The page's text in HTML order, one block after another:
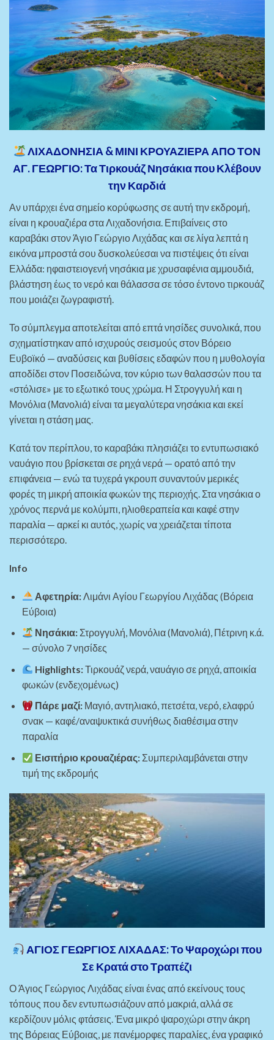
ΛΙΧΑΔΟΝΗΣΙΑ & ΜΙΝΙ ΚΡΟΥΑΖΙΕΡΑ ΑΠΟ ΤΟΝ
ΑΓ. ΓΕΩΡΓΙΟ: Τα Τιρκουάζ Νησάκια που Κλέβουν
την Καρδιά
Αν υπάρχει ένα σημείο κορύφωσης σε αυτή την εκδρομή,
είναι η κρουαζιέρα στα Λιχαδονήσια. Επιβαίνεις στο
καραβάκι στον Άγιο Γεώργιο Λιχάδας και σε λίγα λεπτά η
εικόνα μπροστά σου δυσκολεύεσαι να πιστέψεις ότι είναι
Ελλάδα: ηφαιστειογενή νησάκια με χρυσαφένια αμμουδιά,
βλάστηση έως το νερό και θάλασσα σε τόσο έντονο τιρκουάζ
που μοιάζει ζωγραφιστή.
Το σύμπλεγμα αποτελείται από επτά νησίδες συνολικά, που
σχηματίστηκαν από ισχυρούς σεισμούς στον Βόρειο
Ευβοϊκό — αναδύσεις και βυθίσεις εδαφών που η μυθολογία
αποδίδει στον Ποσειδώνα, τον κύριο των θαλασσών που τα
«στόλισε» με το εξωτικό τους χρώμα. Η Στρογγυλή και η
Μονόλια (Μανολιά) είναι τα μεγαλύτερα νησάκια και εκεί
γίνεται η στάση μας.
Κατά τον περίπλου, το καραβάκι πλησιάζει το εντυπωσιακό
ναυάγιο που βρίσκεται σε ρηχά νερά — ορατό από την
επιφάνεια — ενώ τα τυχερά γκρουπ συναντούν μερικές
φορές τη μικρή αποικία φωκών της περιοχής. Στα νησάκια ο
χρόνος περνά με κολύμπι, ηλιοθεραπεία και καφέ στην
παραλία — αρκεί κι αυτός, χωρίς να χρειάζεται τίποτα
περισσότερο.
Info
Αφετηρία: Λιμάνι Αγίου Γεωργίου Λιχάδας (Βόρεια
Εύβοια)
Νησάκια: Στρογγυλή, Μονόλια (Μανολιά), Πέτρινη κ.ά.
— σύνολο 7 νησίδες
Highlights:Τιρκουάζ νερά, ναυάγιο σε ρηχά, αποικία
φωκών (ενδεχομένως)
Πάρε μαζί: Μαγιό, αντηλιακό, πετσέτα, νερό, ελαφρύ
σνακ — καφέ/αναψυκτικά συνήθως διαθέσιμα στην
παραλία
Εισιτήριο κρουαζιέρας: Συμπεριλαμβάνεται στην
τιμή της εκδρομής
ΑΓΙΟΣ ΓΕΩΡΓΙΟΣ ΛΙΧΑΔΑΣ: Το Ψαροχώρι που
Σε Κρατά στο Τραπέζι
Ο Άγιος Γεώργιος Λιχάδας είναι ένας από εκείνους τους
τόπους που δεν εντυπωσιάζουν από μακριά, αλλά σε
κερδίζουν μόλις φτάσεις. Ένα μικρό ψαροχώρι στην άκρη
της Βόρειας Εύβοιας, με πανέμορφες παραλίες, ένα γραφικό